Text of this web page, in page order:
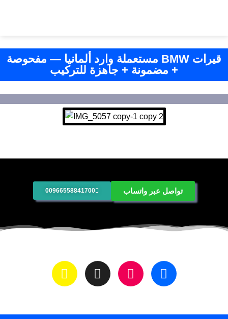
قيرات BMW مستعملة وارد ألمانيا — مفحوصة
+ مضمونة + جاهزة للتركيب
00966558841700 تواصل عبر واتساب